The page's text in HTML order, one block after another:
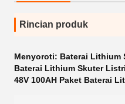
Rincian produk
Menyoroti: Baterai Lithium
Baterai Lithium Skuter
48V 100AH ​​Paket Baterai